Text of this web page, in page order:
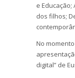
e
dos filhos;
No
digital” de